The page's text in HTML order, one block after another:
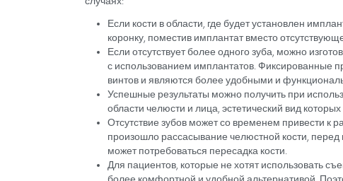
В каких ситуациях
имплантационное
Зубные имплантаты являются широко